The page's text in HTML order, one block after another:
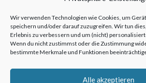
Wir verwenden Technologien wie Cookies, um
speichern und/oder darauf zuzugreifen. Wir tun
Erlebnis zu verbessern und um (nicht)
Wenn du nicht zustimmst oder die Zustimmung
bestimmte Merkmale und Funktionen
Alle akzeptieren